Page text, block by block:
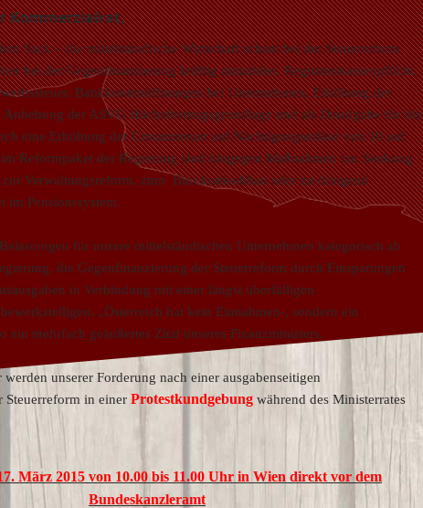
Kommerzialrat,
Sack – die mittelständische Wirtschaft schaut bei der Steuerreform
bei der Gegenfinanzierung kräftig mitzahlen. Registrierkassenpflicht,
Bankkontenöffnungen bei Unternehmen, Erhöhung der
der ASVG Höchstbeitragsgrundlage und als Draufgabe für die
eine Erhöhung der Umsatzsteuer auf Nächtigungserlöse von 10 auf
Reformpaket der Regierung sind hingegen Maßnahmen zur Senkung
Verwaltungsreform, zum Bürokratieabbau oder zu dringend
im Pensionssystem.
für unsere mittelständischen Unternehmen kategorisch ab
die Gegenfinanzierung der Steuerreform durch Einsparungen
in Verbindung mit einer längst überfälligen
„Österreich hat kein Einnahmen-, sondern ein
ein mehrfach geäußertes Zitat unseres Finanzministers.
unserer Forderung nach einer ausgabenseitigen
Steuerreform in einer Protestkundgebung während des Ministerrates
März 2015 von 10.00 bis 11.00 Uhr in Wien direkt vor dem
Bundeskanzleramt